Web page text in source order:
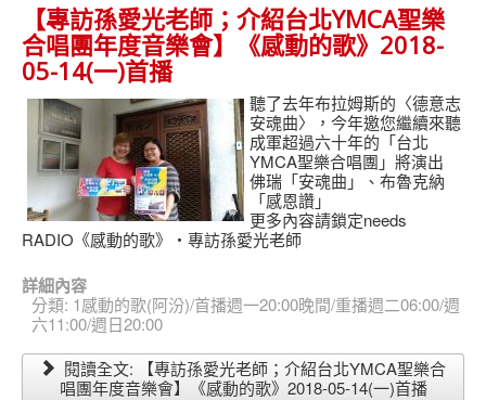
【專訪孫愛光老師；介紹台北YMCA聖樂
合唱團年度音樂會】《感動的歌》2018-
05-14(一)首播
聽了去年布拉姆斯的〈德意志
安魂曲〉，今年邀您繼續來聽
成軍超過六十年的「台北
YMCA聖樂合唱團」將演出
佛瑞「安魂曲」、布魯克納
「感恩讚」
更多內容請鎖定needs
RADIO《感動的歌》‧專訪孫愛光老師
詳細內容
分類: 1感動的歌(阿汾)/首播週一20:00晚間/重播週二06:00/週
六11:00/週日20:00
閱讀全文: 【專訪孫愛光老師；介紹台北YMCA聖樂合
唱團年度音樂會】《感動的歌》2018-05-14(一)首播